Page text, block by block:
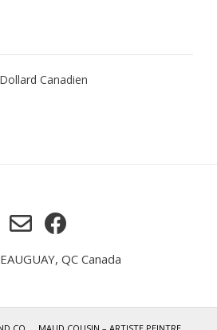
Canadien
QC Canada